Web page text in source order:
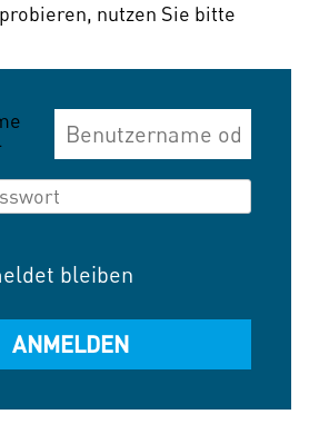
nutzen Sie bitte
bleiben